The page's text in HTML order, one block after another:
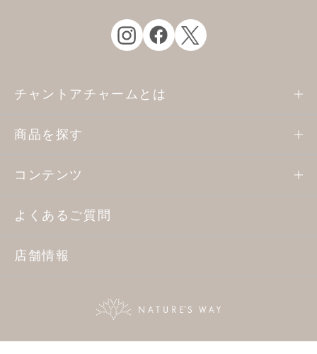
チャントアチャームとは
商品を探す
コンテンツ
よくあるご質問
店舗情報